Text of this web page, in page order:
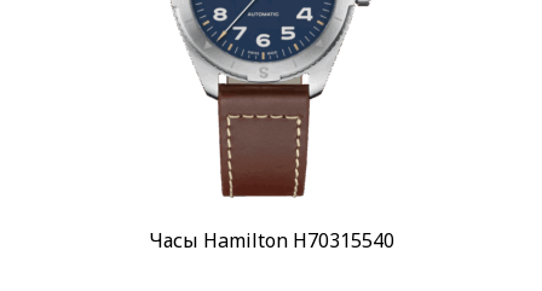
Часы Hamilton H70315540